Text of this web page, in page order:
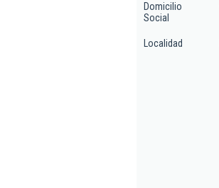
Domicilio
Social
Localidad